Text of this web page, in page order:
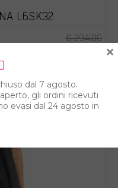
L6SK32
€ 294.00
dal 7 agosto.
gli ordini ricevuti
evasi dal 24 agosto in
×